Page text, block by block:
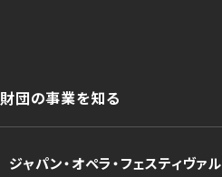
財団の事業を知る
ジャパン・オペラ・フェスティヴァル